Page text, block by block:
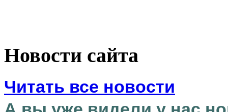
Новости сайта
Читать все новости